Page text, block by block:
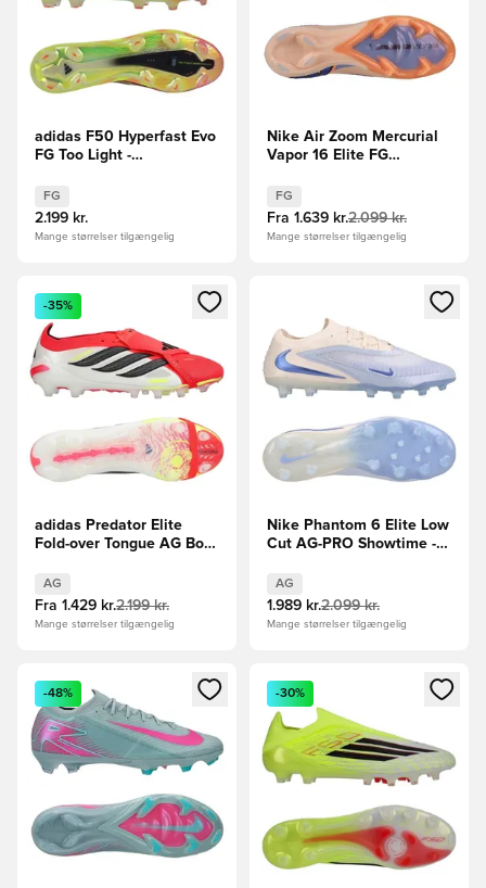
adidas F50 Hyperfast Evo
FG Too Light -
EDITION
FG
2.199 kr.
Mange størrelser tilgængelig
Nike Air Zoom Mercurial
Vapor 16 Elite FG
FG
Fra 1.639 kr.2.099 kr.
Mange størrelser tilgængelig
Åbner en Modal til at logge ind eller tilmelde dig som
-35%
adidas Predator Elite
Fold-over Tongue AG Born
AG
Fra 1.429 kr.2.199 kr.
Mange størrelser tilgængelig
Åbner en Modal til at logge
Nike Phantom 6 Elite Low
Cut AG-PRO Showtime -
AG
1.989 kr.2.099 kr.
Mange størrelser tilgængelig
Åbner en Modal til at logge ind eller tilmelde dig som
-48%
Åbner en Modal til at logge
-30%